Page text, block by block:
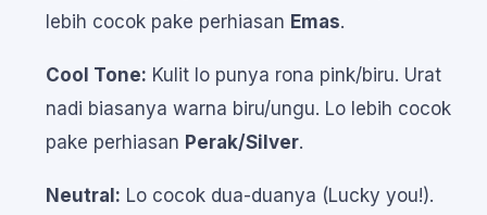
lebih cocok pake perhiasan Emas.
Cool Tone: Kulit lo punya rona pink/biru. Urat
nadi biasanya warna biru/ungu. Lo lebih cocok
pake perhiasan Perak/Silver.
Neutral: Lo cocok dua-duanya (Lucky you!).